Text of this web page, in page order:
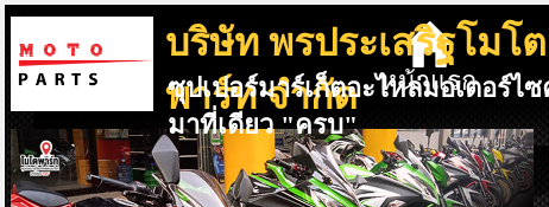
บริษัท พรประเสริฐโมโต
พาร์ท จำกัด
ซุปเปอร์มาร์เก็ตอะไหล่มอเตอร์ไ
มาที่เดียว "ครบ"
หน้าแรก